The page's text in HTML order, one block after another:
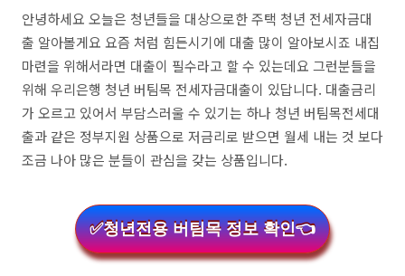
안녕하세요 오늘은 청년들을 대상으로한 주택 청년 전세자금대
출 알아볼게요 요즘 처럼 힘든시기에 대출 많이 알아보시죠 내집
마련을 위해서라면 대출이 필수라고 할 수 있는데요 그런분들을
위해 우리은행 청년 버팀목 전세자금대출이 있답니다. 대출금리
가 오르고 있어서 부담스러울 수 있기는 하나 청년 버팀목전세대
출과 같은 정부지원 상품으로 저금리로 받으면 월세 내는 것 보다
조금 나아 많은 분들이 관심을 갖는 상품입니다.
✅청년전용 버팀목 정보 확인👈